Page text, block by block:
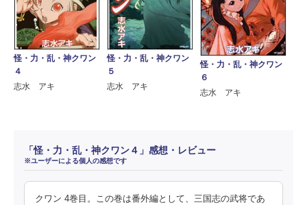
怪・力・乱・神クワン
４
志水 アキ
怪・力・乱・神クワン
５
志水 アキ
怪・力・乱・神クワン
６
志水 アキ
「怪・力・乱・神クワン４」感想・レビュー
※ユーザーによる個人の感想です
クワン 4巻目。この巻は番外編として、三国志の武将であ